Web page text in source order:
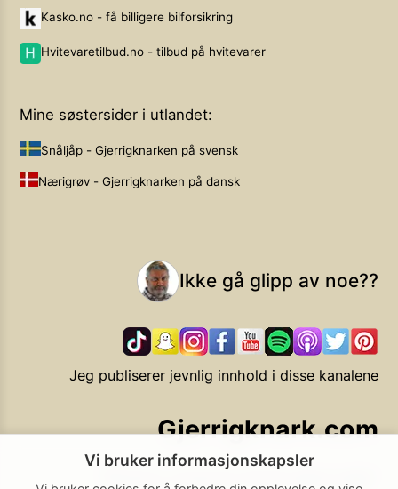
Kasko.no - få billigere bilforsikring
Hvitevaretilbud.no - tilbud på hvitevarer
Mine søstersider i utlandet:
Snåljåp - Gjerrigknarken på svensk
Nærigrøv - Gjerrigknarken på dansk
Ikke gå glipp av noe??
Jeg publiserer jevnlig innhold i disse kanalene
Gjerrigknark.com
Ekstra smarte forbrukervalg
Vi bruker informasjonskapsler